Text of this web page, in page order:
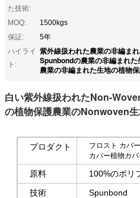
た技術:
MOQ:
1500kgs
保証:
5年
ハイライ
ト:
紫外線扱われた農業の非編ま
Spunbondの農業の非編まれた
農業の非編まれた生地の植物
白い紫外線扱われたNon-
の植物保護農業のNonwoven
プロダクト
フロスト カバ
カバー植物カ
原料
100%のポリ
技術
Spunbond